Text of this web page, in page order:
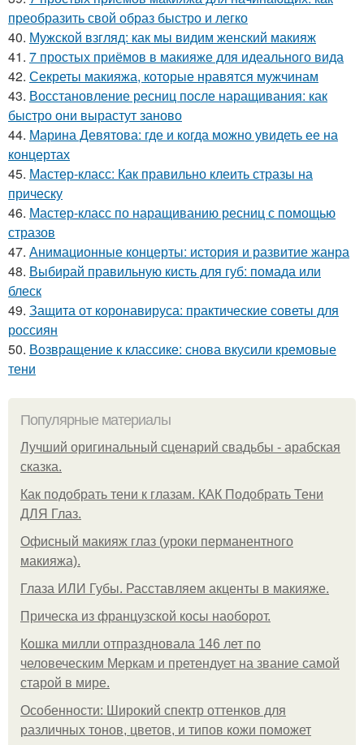
преобразить свой образ быстро и легко
40. Мужской взгляд: как мы видим женский макияж
41. 7 простых приёмов в макияже для идеального вида
42. Секреты макияжа, которые нравятся мужчинам
43. Восстановление ресниц после наращивания: как
быстро они вырастут заново
44. Марина Девятова: где и когда можно увидеть ее на
концертах
45. Мастер-класс: Как правильно клеить стразы на
прическу
46. Мастер-класс по наращиванию ресниц с помощью
стразов
47. Анимационные концерты: история и развитие жанра
48. Выбирай правильную кисть для губ: помада или
блеск
49. Защита от коронавируса: практические советы для
россиян
50. Возвращение к классике: снова вкусили кремовые
тени
Популярные материалы
Лучший оригинальный сценарий свадьбы - арабская
сказка.
Как подобрать тени к глазам. КАК Подобрать Тени
ДЛЯ Глаз.
Офисный макияж глаз (уроки перманентного
макияжа).
Глаза ИЛИ Губы. Расставляем акценты в макияже.
Прическа из французской косы наоборот.
Кошка милли отпраздновала 146 лет по
человеческим Меркам и претендует на звание самой
старой в мире.
Особенности: Широкий спектр оттенков для
различных тонов, цветов, и типов кожи поможет